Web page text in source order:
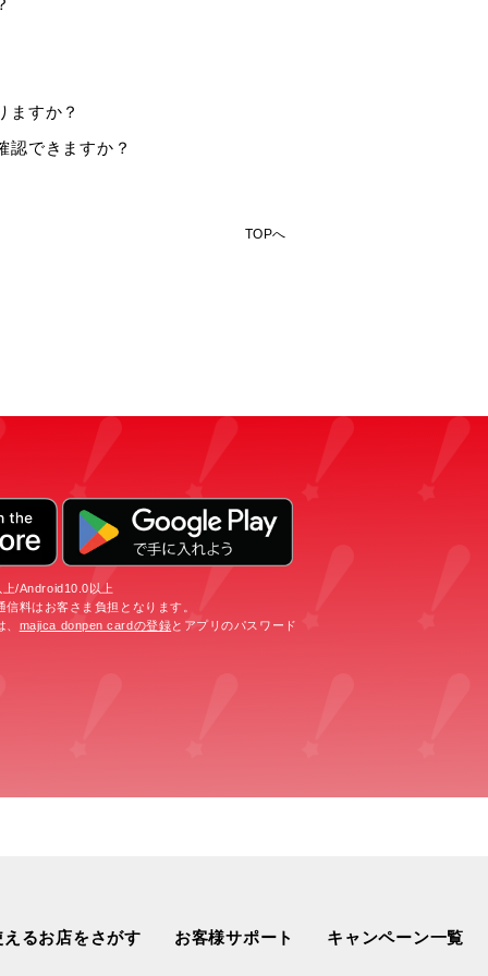
ますか？
認できますか？
TOPへ
/Android10.0以上
料はお客さま負担となります。
majica donpen cardの登録とアプリのパスワード
えるお店をさがす お客様サポート キャンペーン一覧